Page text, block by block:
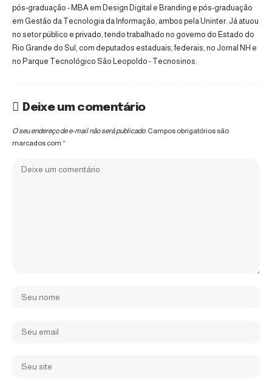
pós-graduação - MBA em Design Digital e Branding e pós-graduação
em Gestão da Tecnologia da Informação, ambos pela Uninter. Já atuou
no setor público e privado, tendo trabalhado no governo do Estado do
Rio Grande do Sul, com deputados estaduais, federais, no Jornal NH e
no Parque Tecnológico São Leopoldo - Tecnosinos.
Deixe um comentário
O seu endereço de e-mail não será publicado. Campos obrigatórios são
marcados com *